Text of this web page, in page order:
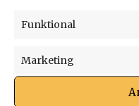
Funktional
Marketing
Gesucht